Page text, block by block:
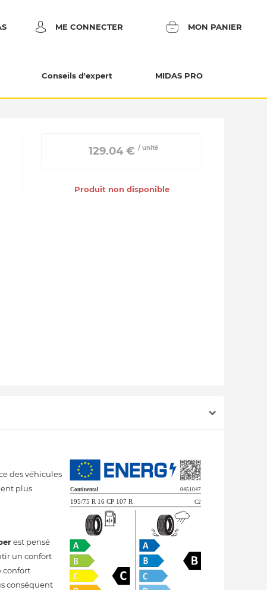
ME CONNECTER MON PANIER
Conseils d'expert MIDAS PRO
129.04 € / unité
Produit non disponible
des véhicules
plus
est pensé
un confort
confort
conséquent